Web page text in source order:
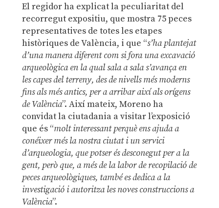
El regidor ha explicat la peculiaritat del
recorregut expositiu, que mostra 75 peces
representatives de totes les etapes
històriques de València, i que “s’ha plantejat
d’una manera diferent com si fora una excavació
arqueològica en la qual sala a sala s’avança en
les capes del terreny, des de nivells més moderns
fins als més antics, per a arribar així als orígens
de València”. Així mateix, Moreno ha
convidat la ciutadania a visitar l’exposició
que és “molt interessant perquè ens ajuda a
conéixer més la nostra ciutat i un servici
d’arqueologia, que potser és desconegut per a la
gent, però que, a més de la labor de recopilació de
peces arqueològiques, també es dedica a la
investigació i autoritza les noves construccions a
València”.